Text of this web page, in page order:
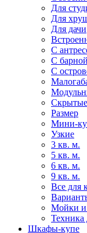
Для
Для
Для дачи
С
С
С
Размер
Мини-
Узкие
3 кв. м.
5 кв. м.
6 кв. м.
9 кв. м.
Все для
Мойки и
Техника
Шкафы-купе